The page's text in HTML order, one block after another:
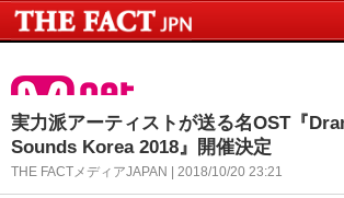
実力派アーテ​ィストが送る名OST『
Sounds Korea 2018』開催決定
THE FACTメディアJAPAN | 2018/10/20 23:21